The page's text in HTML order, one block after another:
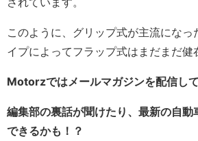
このように、グリップ式が主流になっ
イプによってフラップ式はまだまだ健
Motorzではメールマガジンを配信して
編集部の裏話が聞けたり、最新の自動
できるかも！？